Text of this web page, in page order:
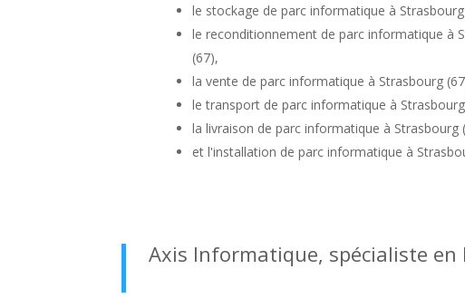
le stockage de parc informatique à
le reconditionnement de parc informatique à
(67),
la vente de parc informatique à Strasbourg
letransport de parc informatique à
la livraison de parc informatique à Strasbourg
et l'installation de parc informatique à
Axis Informatique, spécialiste